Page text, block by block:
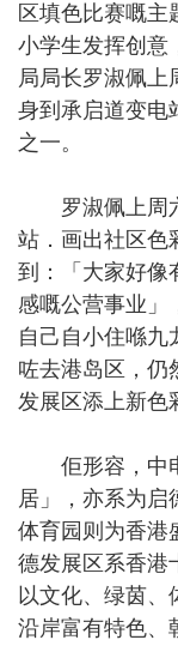
区填色比赛嘅主
小学生发挥创意
局局长罗淑佩上
身到承启道变电
之一。
罗淑佩上周六
站．画出社区色
到：「大家好像
感嘅公营事业」
自己自小住喺九
咗去港岛区，仍
发展区添上新色
佢形容，中电
居」，亦系为启
体育园则为香港
德发展区系香港
以文化、绿茵、
沿岸富有特色、